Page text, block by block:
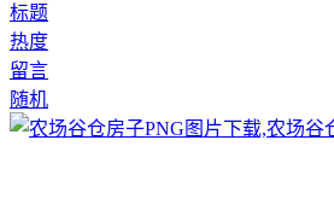
标题
热度
留言
随机